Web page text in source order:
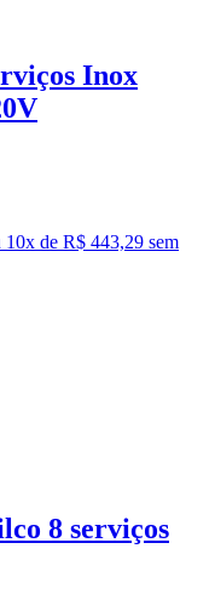
Inox
10x de R$ 443,29 sem
8 serviços